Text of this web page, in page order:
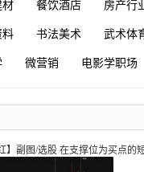
材 餐饮酒店 房产行
料 书法美术 武术体
微营销 电影学职场
】副图/选股 在支撑位为买点的